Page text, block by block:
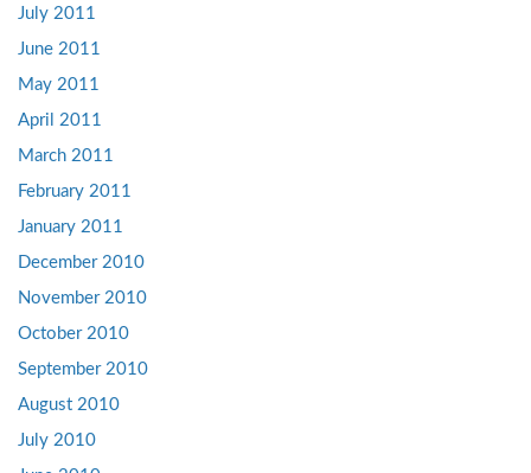
July 2011
June 2011
May 2011
April 2011
March 2011
February 2011
January 2011
December 2010
November 2010
October 2010
September 2010
August 2010
July 2010